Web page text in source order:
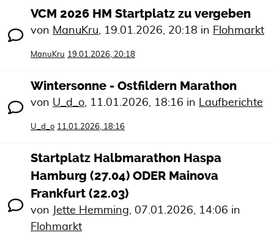
VCM 2026 HM Startplatz zu vergeben
von ManuKru, 19.01.2026, 20:18 in Flohmarkt
ManuKru 19.01.2026, 20:18
Wintersonne - Ostfildern Marathon
von U_d_o, 11.01.2026, 18:16 in Laufberichte
U_d_o 11.01.2026, 18:16
Startplatz Halbmarathon Haspa
Hamburg (27.04) ODER Mainova
Frankfurt (22.03)
von Jette Hemming, 07.01.2026, 14:06 in
Flohmarkt